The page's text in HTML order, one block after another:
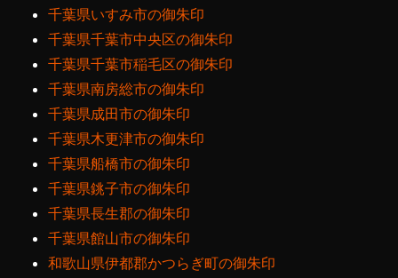
千葉県いすみ市の御朱印
千葉県千葉市中央区の御朱印
千葉県千葉市稲毛区の御朱印
千葉県南房総市の御朱印
千葉県成田市の御朱印
千葉県木更津市の御朱印
千葉県船橋市の御朱印
千葉県銚子市の御朱印
千葉県長生郡の御朱印
千葉県館山市の御朱印
和歌山県伊都郡かつらぎ町の御朱印